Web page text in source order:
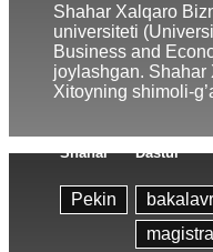
Shahar Xalqaro
universiteti
Business and
joylashgan. Shahar
Xitoyning shimoli-
Shahar
Pekin
Dastur
bakalavr